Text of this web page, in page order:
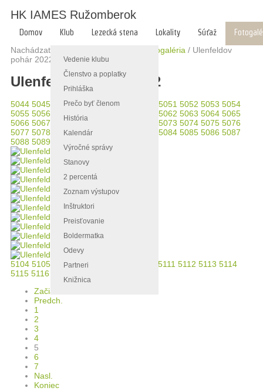
HK IAMES Ružomberok
Domov Klub
Vedenie klubu
Členstvo a poplatky
Prihláška
Prečo byť členom
História
Kalendár
Výročné správy
Stanovy
2 percentá
Zoznam výstupov
Inštruktori
Preisťovanie
Boldermatka
Odevy
Partneri
Knižnica
Lezecká stena Lokality Súťaž
Nachádzate sa tu:
Fotogaléria / Ulenfeldov
pohár 2022
Ulenfeldov pohár 2022
5044 5045 5046 5047 5048 5049 5051 5052 5053 5054
5055 5056 5057 5058 5062 5063 5064 5065
5066 5067 5068 5069 5073 5074 5075 5076
5077 5078 5079 5080 5084 5085 5086 5087
5088 5089
5104 5105 5106 5107 5111 5112 5113 5114
5115 5116
Začiatok
Predch.
1
2
3
4
5
6
7
Nasl.
Koniec